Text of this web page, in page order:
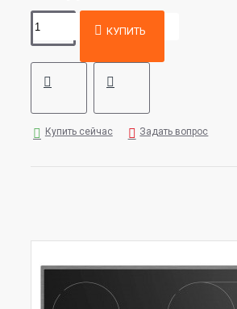
КУПИТЬ
Купить сейчас Задать вопрос